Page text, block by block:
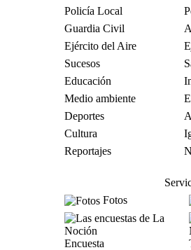
Policía Local
Guardia Civil
Ejército del Aire
Sucesos
Educación
Medio ambiente
Deportes
Cultura
Reportajes
Fotos
Encuesta